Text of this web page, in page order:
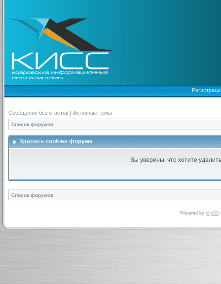
Сообщения без ответов | Активные темы
Список форумов
Удалить cookies форума
Вы уверены, что хотите
Список форумов
Powered by phpBB